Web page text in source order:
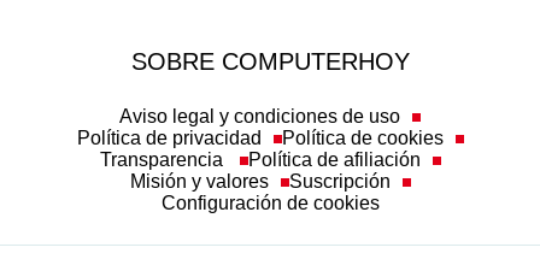
SOBRE COMPUTERHOY
Aviso legal y condiciones de uso
Política de privacidad
Política de cookies
Transparencia
Política de afiliación
Misión y valores
Suscripción
Configuración de cookies